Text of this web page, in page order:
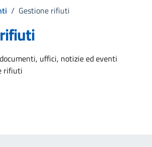
/ Gestione rifiuti
uffici, notizie ed eventi
rifiuti